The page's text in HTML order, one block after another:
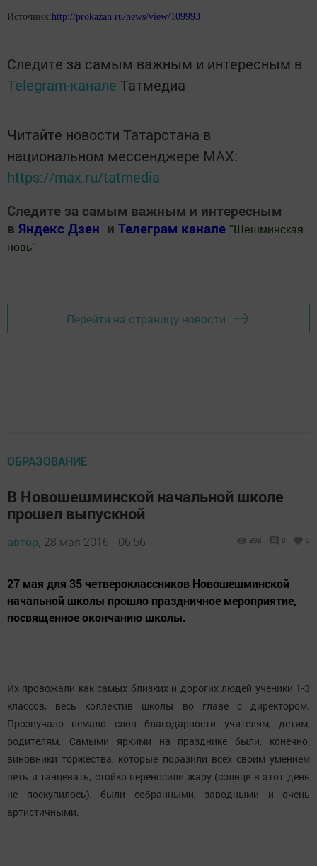
Источник:http://prokazan.ru/news/view/109993
Следите за самым важным и интересным в
Telegram-канале Татмедиа
Читайте новости Татарстана в
национальном мессенджере MАХ:
https://max.ru/tatmedia
Следите за самым важным и интересным
в Яндекс Дзен и Телеграм канале " Шешминская
новь"
Перейти на страницу новости
ОБРАЗОВАНИЕ
В Новошешминской начальной школе
прошел выпускной
автор, 28 мая 2016 - 06:56 898 0 0
27 мая для 35 четвероклассников Новошешминской
начальной школы прошло праздничное мероприятие,
посвященное окончанию школы.
Их провожали как самых близких и дорогих людей ученики 1-3
классов, весь коллектив школы во главе с директором.
Прозвучало немало слов благодарности учителям, детям,
родителям. Самыми яркими на празднике были, конечно,
виновники торжества, которые поразили всех своим умением
петь и танцевать, стойко переносили жару (солнце в этот день
не поскупилось), были собранными, заводными и очень
артистичными.